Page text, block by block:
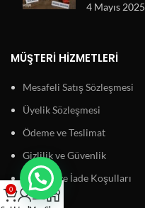
4 Mayıs 2025
MÜŞTERI HIZMETLERI
Mesafeli Satış Sözleşmesi
Üyelik Sözleşmesi
Ödeme ve Teslimat
Gizlilik ve Güvenlik
Garanti ve İade Koşulları
0